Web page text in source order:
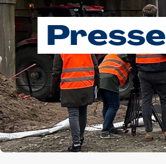
Presse